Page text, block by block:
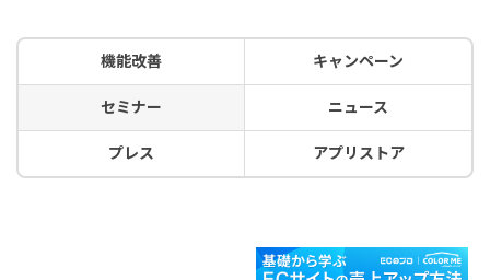
機能改善 キャンペーン
セミナー ニュース
プレス アプリストア